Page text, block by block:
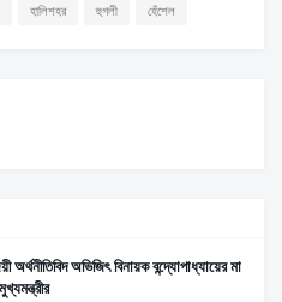
হালিশহর হুগলী হেঁশেল
অভিজিৎ বিনায়ক বন্দ্যোপাধ্যায়ের মা